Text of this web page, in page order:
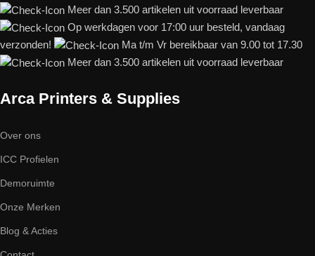
Meer dan 3.500 artikelen uit voorraad leverbaar
Op werkdagen voor 17:00 uur besteld, vandaag
verzonden!
Ma t/m Vr bereikbaar van 9.00 tot 17.30
Meer dan 3.500 artikelen uit voorraad leverbaar
Arca Printers & Supplies
Over ons
ICC Profielen
Demoruimte
Onze Merken
Blog & Acties